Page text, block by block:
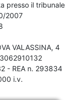
presso il tribunale
2007
VALASSINA, 4
- REA n. 293834
i.v.